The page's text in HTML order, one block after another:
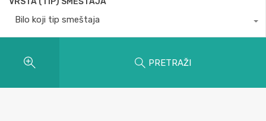
Bilo koji tip smeštaja
PRETRAŽI